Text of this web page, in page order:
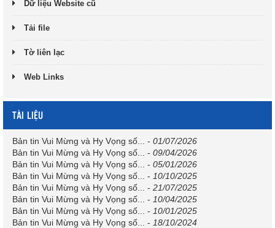
Dữ liệu Website cũ
Tải file
Tờ liên lạc
Web Links
TÀI LIỆU
Bản tin Vui Mừng và Hy Vọng số... - 01/07/2026
Bản tin Vui Mừng và Hy Vọng số...
- 09/04/2026
Bản tin Vui Mừng và Hy Vọng số...
- 05/01/2026
Bản tin Vui Mừng và Hy Vọng số...
- 10/10/2025
Bản tin Vui Mừng và Hy Vọng số...
- 21/07/2025
Bản tin Vui Mừng và Hy Vọng số...
- 10/04/2025
Bản tin Vui Mừng và Hy Vọng số...
- 10/01/2025
Bản tin Vui Mừng và Hy Vọng số...
- 18/10/2024